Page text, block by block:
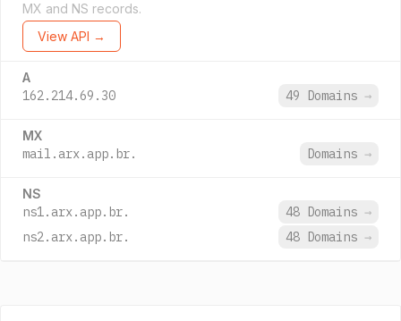
MX and NS records.
View API →
A
162.214.69.30 49 Domains →
MX
mail.arx.app.br. Domains →
NS
ns1.arx.app.br. 48 Domains →
ns2.arx.app.br.
48 Domains →